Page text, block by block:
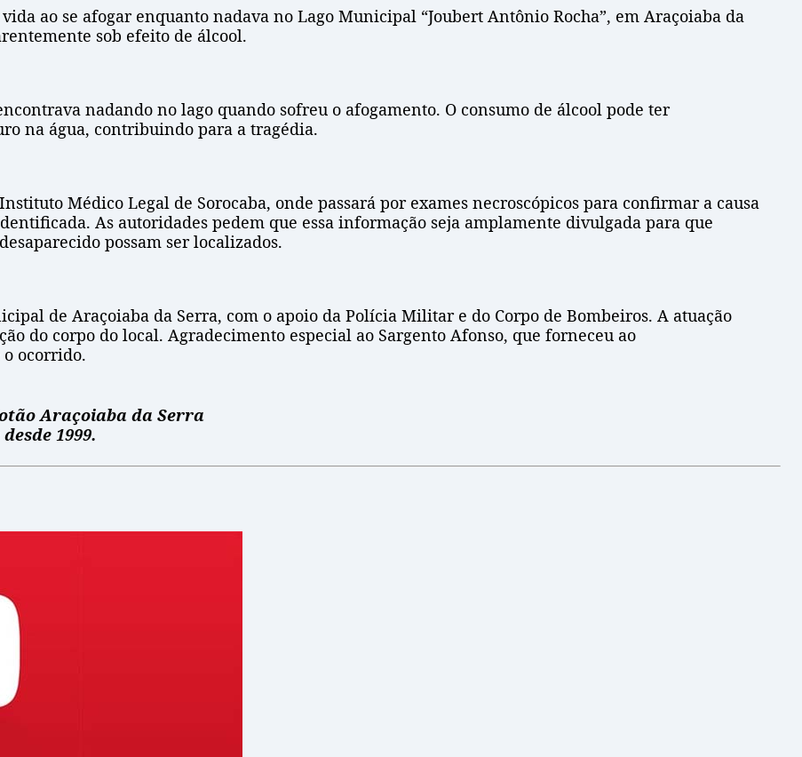
ao se afogar enquanto nadava no Lago Municipal “Joubert Antônio Rocha”, em Araçoiaba da
sob efeito de álcool.
nadando no lago quando sofreu o afogamento. O consumo de álcool pode ter
na água, contribuindo para a tragédia.
Médico Legal de Sorocaba, onde passará por exames necroscópicos para confirmar a causa
As autoridades pedem que essa informação seja amplamente divulgada para que
possam ser localizados.
de Araçoiaba da Serra, com o apoio da Polícia Militar e do Corpo de Bombeiros. A atuação
do corpo do local. Agradecimento especial ao Sargento Afonso, que forneceu ao
ocorrido.
Araçoiaba da Serra
1999.